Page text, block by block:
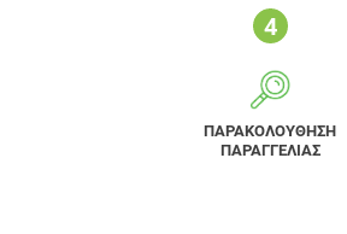
ΠΑΡΑΚΟΛΟΥΘΗΣΗ
ΠΑΡΑΓΓΕΛΙΑΣ